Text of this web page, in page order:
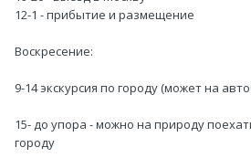
12-1 - прибытие и размещение
Воскресение:
9-14 экскурсия по городу (может на
15- до упора - можно на природу
городу